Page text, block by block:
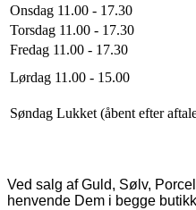
Onsdag 11.00 - 17.30
Torsdag 11.00 - 17.30
Fredag 11.00 - 17.30
Lørdag 11.00 - 15.00
Søndag Lukket (åbent efter
Ved salg af Guld, Sølv,
henvende Dem i begge